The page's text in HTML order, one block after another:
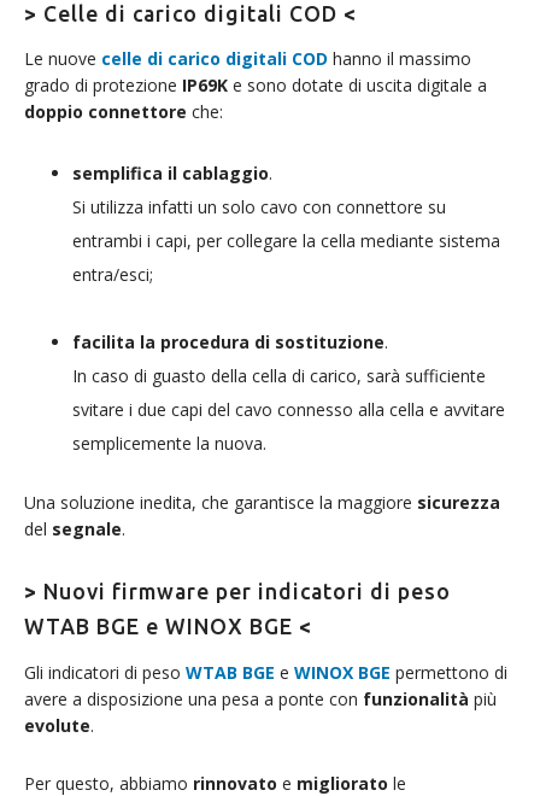
> Celle di carico digitali COD <
Le nuove celle di carico digitali COD hanno il massimo
grado di protezione IP69K e sono dotate di uscita digitale a
doppio connettore che:
semplifica il cablaggio.
Si utilizza infatti un solo cavo con connettore su
entrambi i capi, per collegare la cella mediante sistema
entra/esci;
facilita la procedura di sostituzione.
In caso di guasto della cella di carico, sarà sufficiente
svitare i due capi del cavo connesso alla cella e avvitare
semplicemente la nuova.
Una soluzione inedita, che garantisce la maggiore sicurezza
del segnale.
> Nuovi firmware per indicatori di peso
WTAB BGE e WINOX BGE <
Gli indicatori di peso WTAB BGE e WINOX BGE permettono di
avere a disposizione una pesa a ponte con funzionalità più
evolute.
Per questo, abbiamo rinnovato e migliorato le